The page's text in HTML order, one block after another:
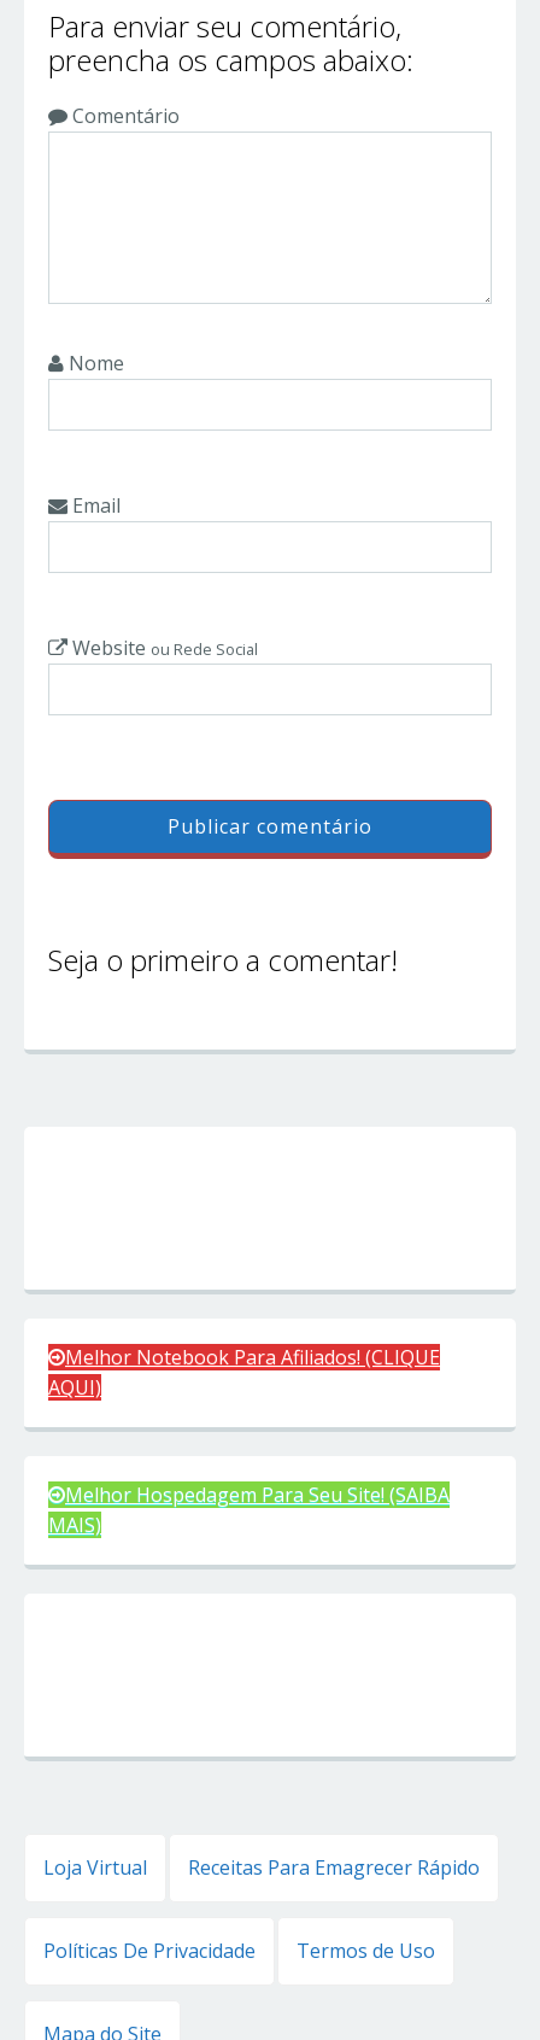
Para enviar seu comentário,
preencha os campos abaixo:
Comentário
Nome
Email
Website ou Rede Social
Seja o primeiro a comentar!
Melhor Notebook Para Afiliados! (CLIQUE
AQUI)
Melhor Hospedagem Para Seu Site! (SAIBA
MAIS)
Loja Virtual Receitas Para Emagrecer Rápido
Políticas De Privacidade Termos de Uso
Mapa do Site